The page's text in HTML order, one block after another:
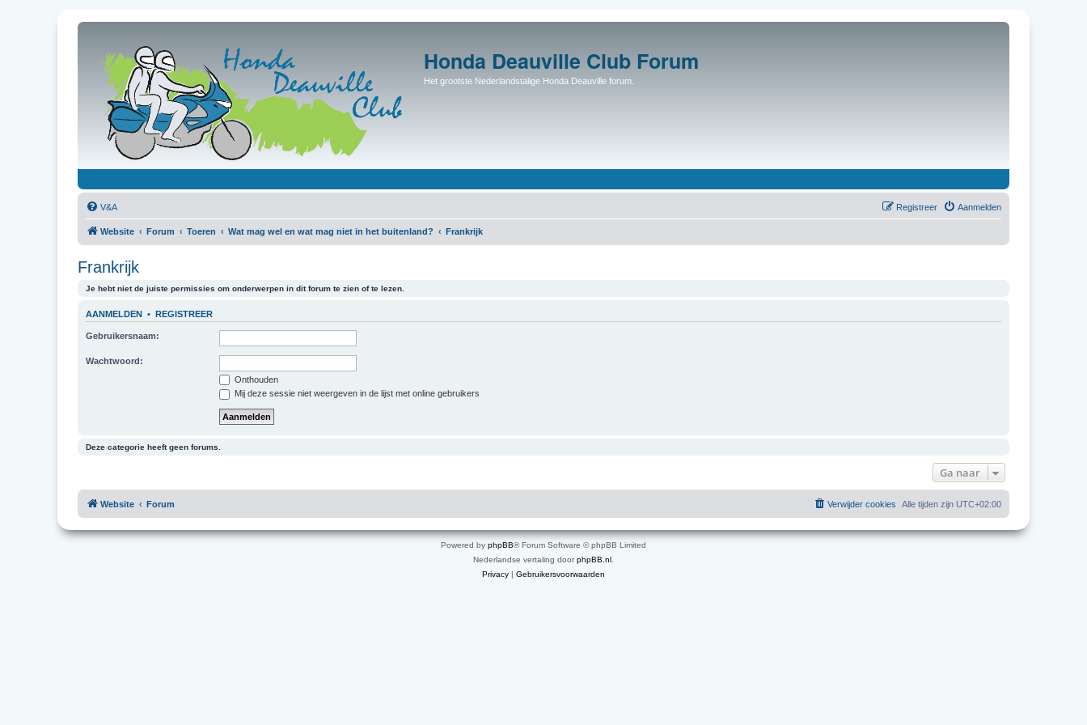
Honda Deauville Club Forum
Het grootste Nederlandstalige Honda Deauville forum.
V&A Aanmelden
Registreer
Website Forum Toeren Wat mag wel en wat mag niet in het buitenland? Frankrijk
Frankrijk
Je hebt niet de juiste permissies om onderwerpen in dit forum te zien of te lezen.
AANMELDEN • REGISTREER
Gebruikersnaam:
Wachtwoord:
Onthouden
Mij deze sessie niet weergeven in de lijst met online gebruikers
Deze categorie heeft geen forums.
Ga naar
Website Forum Alle tijden zijn UTC+02:00
Verwijder cookies
Powered by phpBB® Forum Software © phpBB Limited
Nederlandse vertaling doorphpBB.nl
Privacy | Gebruikersvoorwaarden